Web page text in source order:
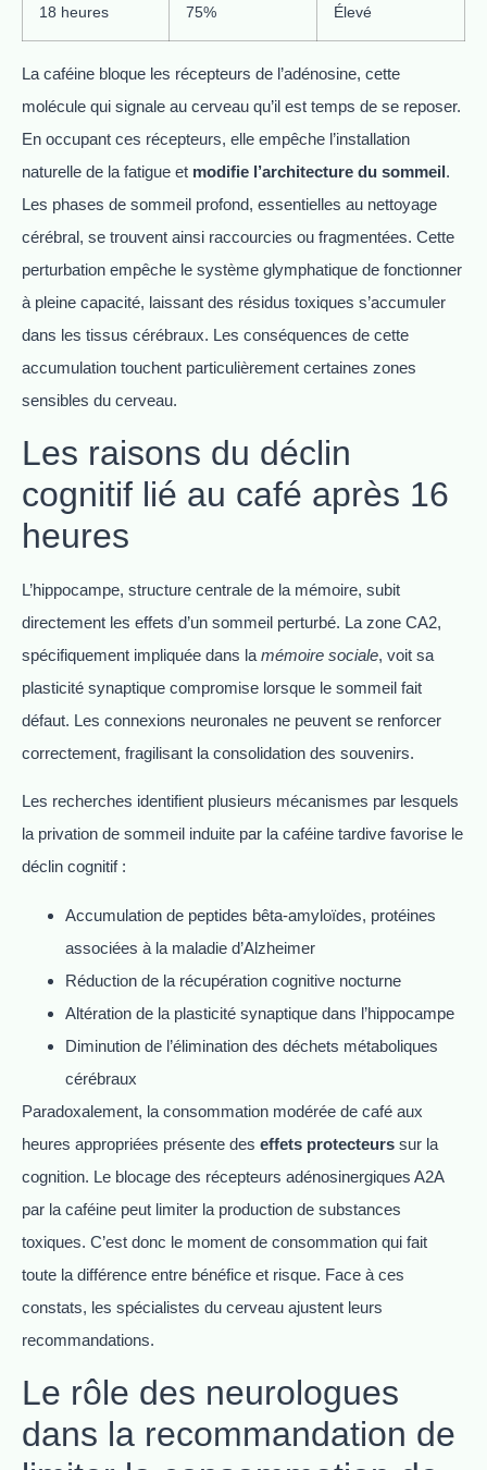
18 heures 75% Élevé
La caféine bloque les récepteurs de l’adénosine, cette
molécule qui signale au cerveau qu’il est temps de se reposer.
En occupant ces récepteurs, elle empêche l’installation
naturelle de la fatigue et modifie l’architecture du sommeil.
Les phases de sommeil profond, essentielles au nettoyage
cérébral, se trouvent ainsi raccourcies ou fragmentées. Cette
perturbation empêche le système glymphatique de fonctionner
à pleine capacité, laissant des résidus toxiques s’accumuler
dans les tissus cérébraux. Les conséquences de cette
accumulation touchent particulièrement certaines zones
sensibles du cerveau.
Les raisons du déclin
cognitif lié au café après 16
heures
L’hippocampe, structure centrale de la mémoire, subit
directement les effets d’un sommeil perturbé. La zone CA2,
spécifiquement impliquée dans la mémoire sociale, voit sa
plasticité synaptique compromise lorsque le sommeil fait
défaut. Les connexions neuronales ne peuvent se renforcer
correctement, fragilisant la consolidation des souvenirs.
Les recherches identifient plusieurs mécanismes par lesquels
la privation de sommeil induite par la caféine tardive favorise le
déclin cognitif :
Accumulation de peptides bêta-amyloïdes, protéines
associées à la maladie d’Alzheimer
Réduction de la récupération cognitive nocturne
Altération de la plasticité synaptique dans l’hippocampe
Diminution de l’élimination des déchets métaboliques
cérébraux
Paradoxalement, la consommation modérée de café aux
heures appropriées présente des effets protecteurs sur la
cognition. Le blocage des récepteurs adénosinergiques A2A
par la caféine peut limiter la production de substances
toxiques. C’est donc le moment de consommation qui fait
toute la différence entre bénéfice et risque. Face à ces
constats, les spécialistes du cerveau ajustent leurs
recommandations.
Le rôle des neurologues
dans la recommandation de